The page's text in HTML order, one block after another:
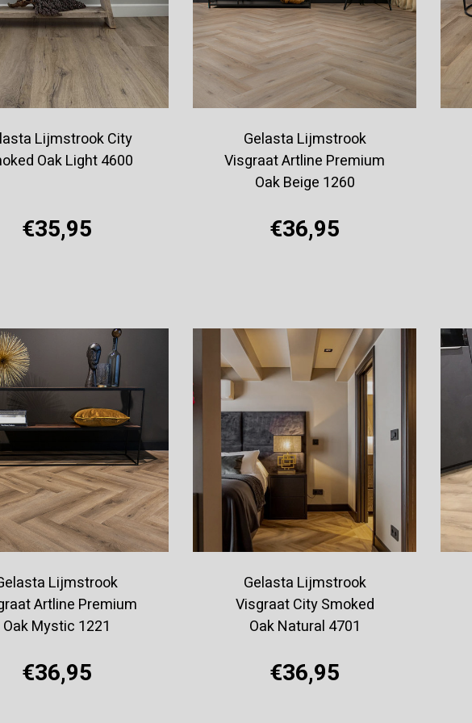
Lijmstrook City
Oak Light 4600
€35,95
Gelasta Lijmstrook
Visgraat Artline Premium
Oak Beige 1260
€36,95
Lijmstrook
Artline Premium
Oak Mystic 1221
€36,95
Gelasta Lijmstrook
Visgraat City Smoked
Oak Natural 4701
€36,95